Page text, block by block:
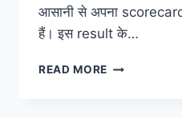
आसानी से अपना
हैं। इस result के…
READ MORE MHSRB